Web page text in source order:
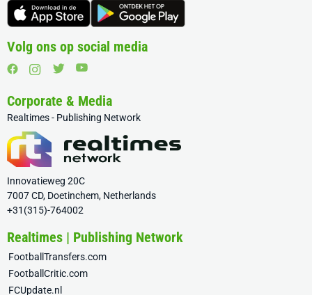
Volg ons op social media
Corporate & Media
Realtimes - Publishing Network
Innovatieweg 20C
7007 CD, Doetinchem, Netherlands
+31(315)-764002
Realtimes | Publishing Network
FootballTransfers.com
FootballCritic.com
FCUpdate.nl